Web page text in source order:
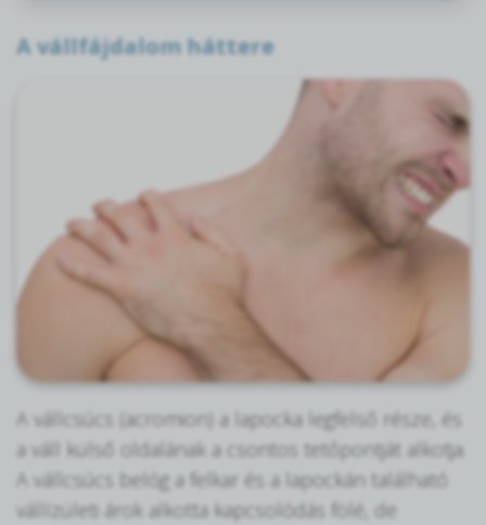
A vállfájdalom háttere
A vállcsúcs (acromion) a lapocka legfelső része, és
a váll külső oldalának a csontos tetőpontját alkotja.
A vállcsúcs belóg a felkar és a lapockán található
vállízületi árok alkotta kapcsolódás fölé, de